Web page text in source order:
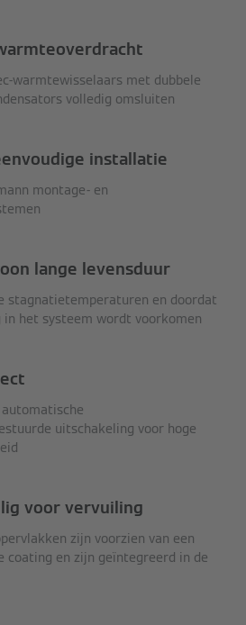
warmtewisselaars met dubbele
volledig omsluiten
installatie
montage- en
lange levensduur
stagnatietemperaturen en doordat
in het systeem wordt voorkomen
uitschakeling voor hoge
voor vervuiling
zijn voorzien van een
coating en zijn geïntegreerd in de